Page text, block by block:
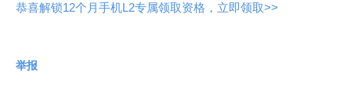
恭喜解锁12个月手机L2专属领取资格，立即领取>>
举报